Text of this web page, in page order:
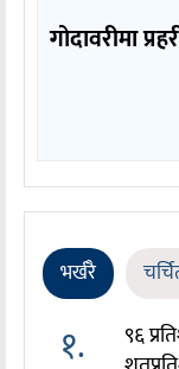
गोदावरीमा
भर्खरै
१.
९६